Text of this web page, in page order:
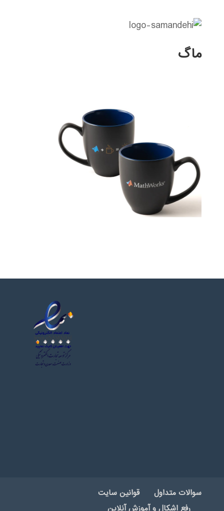
ماگ
سوالات متداول
قوانین سایت
رفع اشکال و آموزش آنلاین